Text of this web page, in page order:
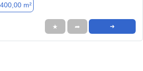
m²
★ ➦ ➜